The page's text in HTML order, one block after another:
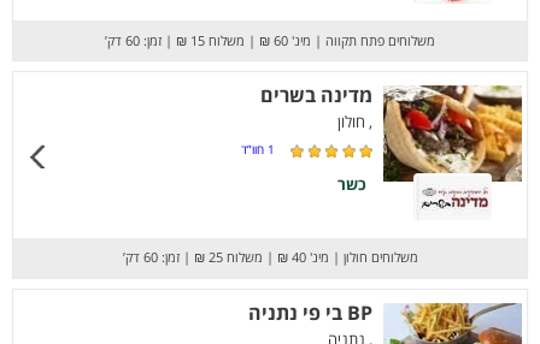
משלוחים פתח תקווה | מינ' 60 ₪ | משלוח 15 ₪ | זמן: 60 דק’
מדינה בשרים
, חולון
1 חוו”ד
כשר
משלוחים חולון | מינ' 40 ₪ | משלוח 25 ₪ | זמן: 60 דק’
BP בי פי נתניה
, נתניה